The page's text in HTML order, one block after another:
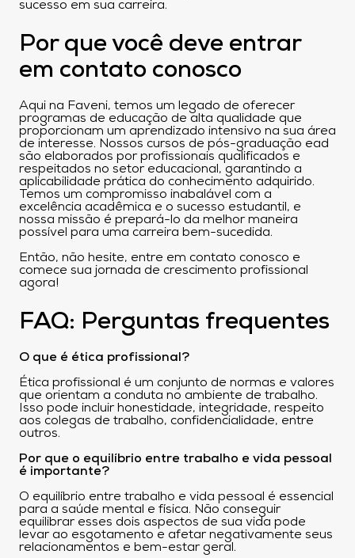
sucesso em sua carreira.
Por que você deve entrar
em contato conosco
Aqui na Faveni, temos um legado de oferecer
programas de educação de alta qualidade que
proporcionam um aprendizado intensivo na sua área
de interesse. Nossos cursos de pós-graduação ead
são elaborados por profissionais qualificados e
respeitados no setor educacional, garantindo a
aplicabilidade prática do conhecimento adquirido.
Temos um compromisso inabalável com a
excelência acadêmica e o sucesso estudantil, e
nossa missão é prepará-lo da melhor maneira
possível para uma carreira bem-sucedida.
Então, não hesite, entre em contato conosco e
comece sua jornada de crescimento profissional
agora!
FAQ: Perguntas frequentes
O que é ética profissional?
Ética profissional é um conjunto de normas e valores
que orientam a conduta no ambiente de trabalho.
Isso pode incluir honestidade, integridade, respeito
aos colegas de trabalho, confidencialidade, entre
outros.
Por que o equilíbrio entre trabalho e vida pessoal
é importante?
O equilíbrio entre trabalho e vida pessoal é essencial
para a saúde mental e física. Não conseguir
equilibrar esses dois aspectos de sua vida pode
levar ao esgotamento e afetar negativamente seus
relacionamentos e bem-estar geral.